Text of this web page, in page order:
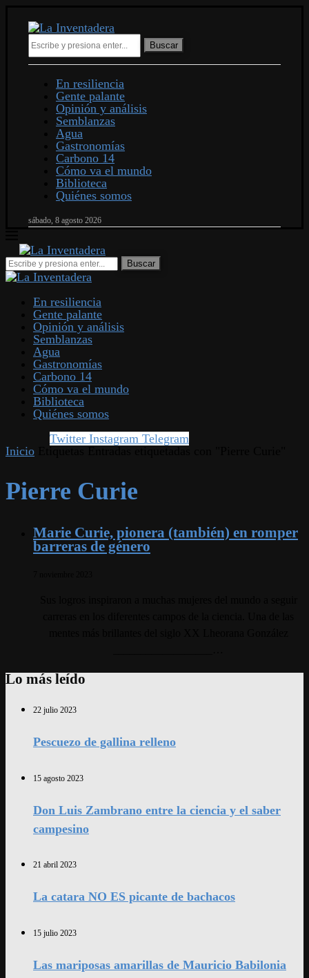
Buscar
En resiliencia
Gente palante
Opinión y análisis
Semblanzas
Agua
Gastronomías
Carbono 14
Cómo va el mundo
Biblioteca
Quiénes somos
sábado, 8 agosto 2026
En resiliencia
Gente palante
Opinión y análisis
Semblanzas
Agua
Gastronomías
Carbono 14
Cómo va el mundo
Biblioteca
Quiénes somos
Twitter Instagram Telegram
Inicio
Pierre Curie
Marie Curie, pionera (también) en romper
barreras de género
Lo más leído
22 julio 2023
Pescuezo de gallina relleno
15 agosto 2023
Don Luis Zambrano entre la ciencia y el saber
campesino
21 abril 2023
La catara NO ES picante de bachacos
15 julio 2023
Las mariposas amarillas de Mauricio Babilonia